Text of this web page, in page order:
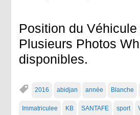
Position du Véhicule
Plusieurs Photos
disponibles.
2016 abidjan année Blanche
Immatriculee KB SANTAFE sport